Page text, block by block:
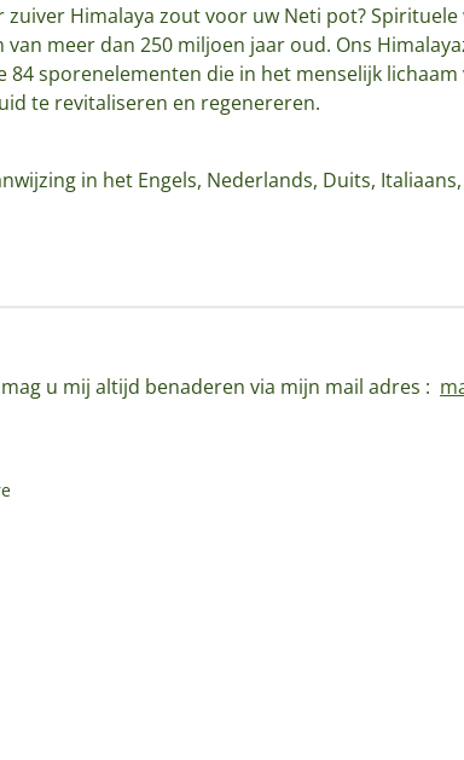
zuiver Himalaya zout voor uw Neti pot?
van meer dan 250 miljoen jaar oud. Ons
84 sporenelementen die in het menselijk
te revitaliseren en regenereren.
in het Engels, Nederlands, Duits, Italiaans,
u mij altijd benaderen via mijn mail adres :